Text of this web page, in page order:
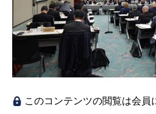
このコンテンツの閲覧は会員